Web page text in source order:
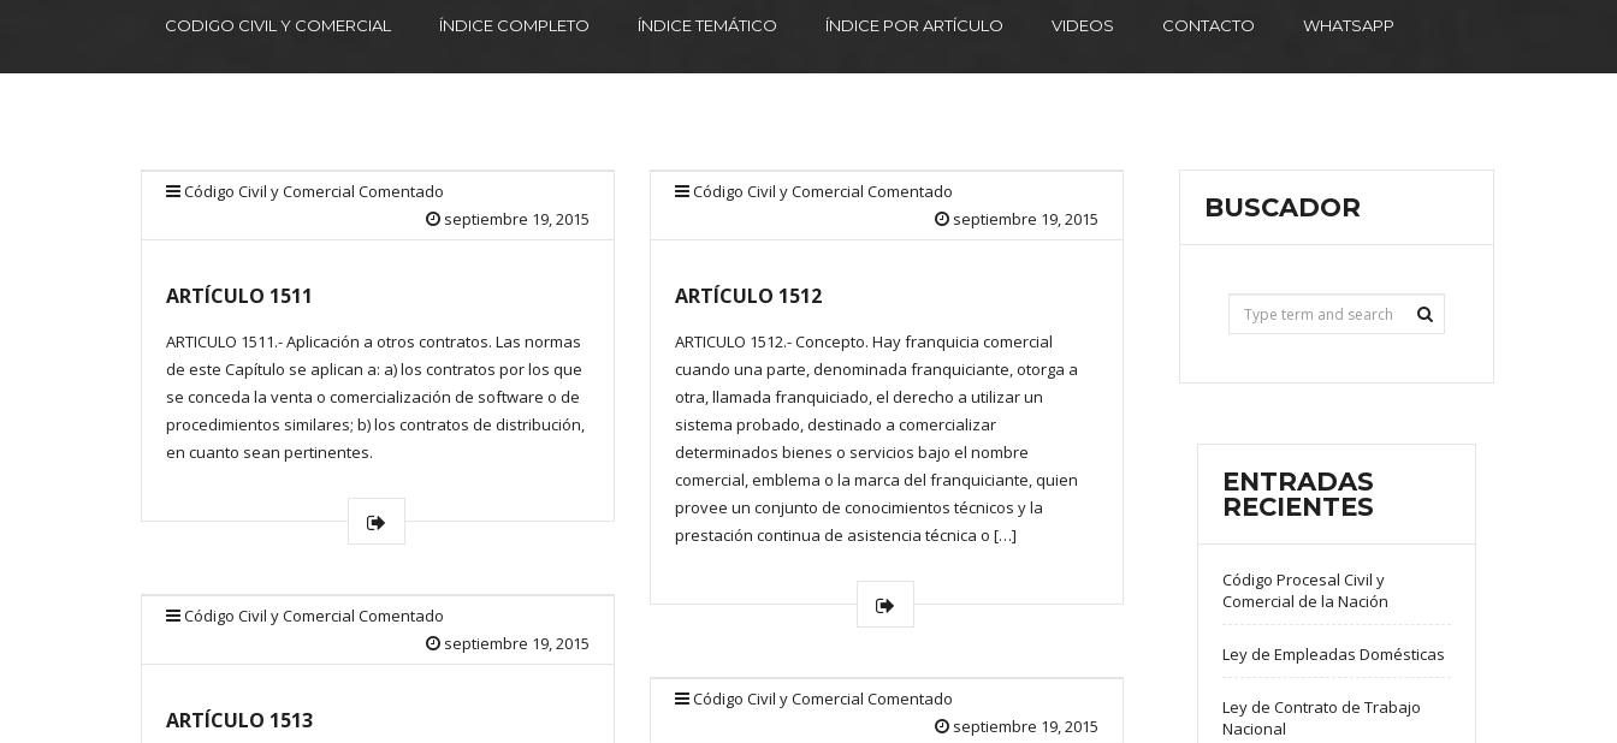
CODIGO CIVIL Y COMERCIAL ÍNDICE COMPLETO ÍNDICE TEMÁTICO ÍNDICE POR ARTÍCULO VIDEOS CONTACTO WHATSAPP
Código Civil y Comercial Comentado
septiembre 19, 2015
ARTÍCULO 1511
ARTICULO 1511.- Aplicación a otros contratos. Las normas
de este Capítulo se aplican a: a) los contratos por los que
se conceda la venta o comercialización de software o de
procedimientos similares; b) los contratos de distribución,
en cuanto sean pertinentes.
Código Civil y Comercial Comentado
septiembre 19, 2015
ARTÍCULO 1512
ARTICULO 1512.- Concepto. Hay franquicia comercial
cuando una parte, denominada franquiciante, otorga a
otra, llamada franquiciado, el derecho a utilizar un
sistema probado, destinado a comercializar
determinados bienes o servicios bajo el nombre
comercial, emblema o la marca del franquiciante, quien
provee un conjunto de conocimientos técnicos y la
prestación continua de asistencia técnica o […]
Código Civil y Comercial Comentado
septiembre 19, 2015
ARTÍCULO 1513
Código Civil y Comercial Comentado
septiembre 19, 2015
BUSCADOR
ENTRADAS
RECIENTES
Código Procesal Civil y
Comercial de la Nación
Ley de Empleadas Domésticas
Ley de Contrato de Trabajo
Nacional